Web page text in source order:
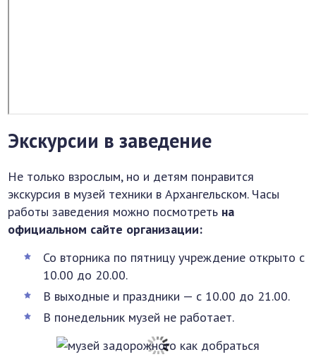
Экскурсии в заведение
Не только взрослым, но и детям понравится
экскурсия в музей техники в Архангельском. Часы
работы заведения можно посмотреть на
официальном сайте организации:
Со вторника по пятницу учреждение открыто с
10.00 до 20.00.
В выходные и праздники — с 10.00 до 21.00.
В понедельник музей не работает.